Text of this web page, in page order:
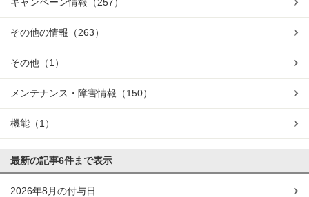
その他の情報 （263）
その他 （1）
メンテナンス・障害情報 （150）
機能 （1）
最新の記事6件まで表示
2026年8月の付与日